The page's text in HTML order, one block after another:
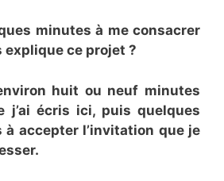
minutes à me consacrer
explique ce projet ?
huit ou neuf minutes
j’ai écris ici, puis quelques
accepter l’invitation que je